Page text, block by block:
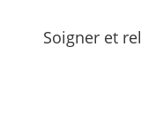
Soigner et